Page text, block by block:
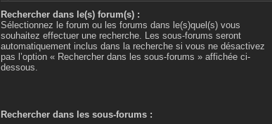
Rechercher dans le(s) forum(s) :
Sélectionnez le forum ou les forums dans le(s)quel(s) vous
souhaitez effectuer une recherche. Les sous-forums seront
automatiquement inclus dans la recherche si vous ne désactivez
pas l’option « Rechercher dans les sous-forums » affichée ci-
dessous.
Rechercher dans les sous-forums :